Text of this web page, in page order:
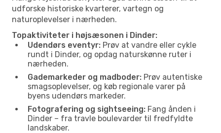
udforske historiske kvarterer, vartegn og
naturoplevelser i nærheden.
Topaktiviteter i højsæsonen i Dinder:
Udendørs eventyr: Prøv at vandre eller cykle
rundt i Dinder, og opdag naturskønne ruter i
nærheden.
Gademarkeder og madboder: Prøv autentiske
smagsoplevelser, og køb regionale varer på
byens udendørs markeder.
Fotografering og sightseeing: Fang ånden i
Dinder – fra travle boulevarder til fredfyldte
landskaber.